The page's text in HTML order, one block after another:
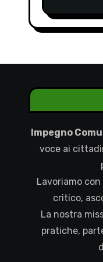
Impegno
voce ai
Lavoriamo
critico,
La nostra
pratiche,